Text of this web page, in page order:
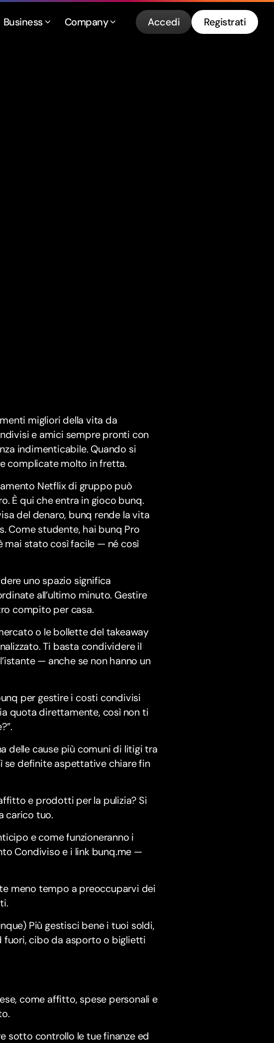
Business Company Accedi Registrati
migliori della vita da
e amici sempre pronti con
indimenticabile. Quando si
complicate molto in fretta.
Netflix di gruppo può
È qui che entra in gioco bunq.
del denaro, bunq rende la vita
Come studente, hai bunq Pro
mai stato così facile — né così
uno spazio significa
all’ultimo minuto. Gestire
compito per casa.
o le bollette del takeaway
Ti basta condividere il
— anche se non hanno un
per gestire i costi condivisi
quota direttamente, così non ti
delle cause più comuni di litigi tra
se definite aspettative chiare fin
e prodotti per la pulizia? Si
carico tuo.
e come funzioneranno i
Condiviso e i link bunq.me —
meno tempo a preoccuparvi dei
Più gestisci bene i tuoi soldi,
fuori, cibo da asporto o biglietti
come affitto, spese personali e
sotto controllo le tue finanze ed